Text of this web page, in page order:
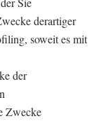
derartiger
soweit es mit
der
Zwecke